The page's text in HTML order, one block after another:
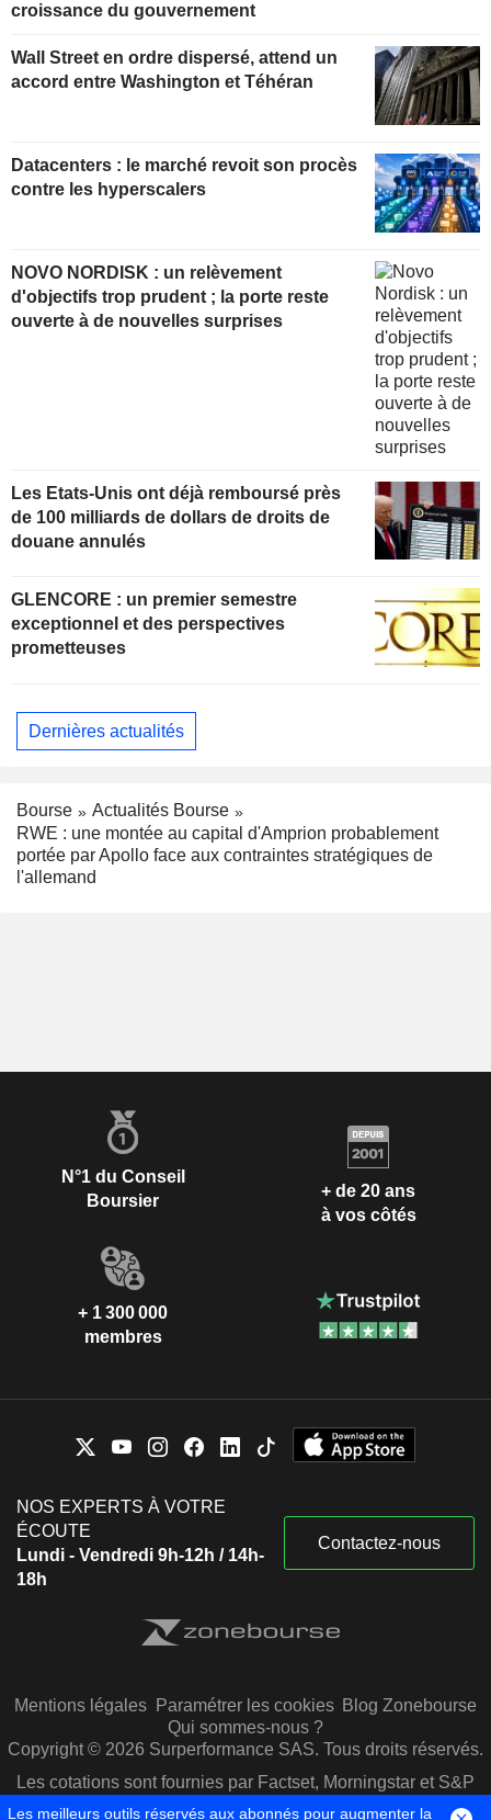
croissance du gouvernement
Wall Street en ordre dispersé, attend un
accord entre Washington et Téhéran
Datacenters : le marché revoit son procès
contre les hyperscalers
NOVO NORDISK : un relèvement
d'objectifs trop prudent ; la porte reste
ouverte à de nouvelles surprises
Les Etats-Unis ont déjà remboursé près
de 100 milliards de dollars de droits de
douane annulés
GLENCORE : un premier semestre
exceptionnel et des perspectives
prometteuses
Dernières actualités
Bourse
Actualités Bourse
RWE : une montée au capital d'Amprion probablement
portée par Apollo face aux contraintes stratégiques de
l'allemand
N°1 du Conseil
Boursier
+ de 20 ans
à vos côtés
+ 1 300 000
membres
NOS EXPERTS À VOTRE
ÉCOUTE
Lundi - Vendredi 9h-12h / 14h-
18h
Contactez-nous
Mentions légales Paramétrer les cookies Blog Zonebourse
Qui sommes-nous ?
Copyright © 2026 Surperformance SAS. Tous droits réservés.
Les cotations sont fournies par Factset, Morningstar et S&P
Capital IQ
Les meilleurs outils réservés aux abonnés pour augmenter la